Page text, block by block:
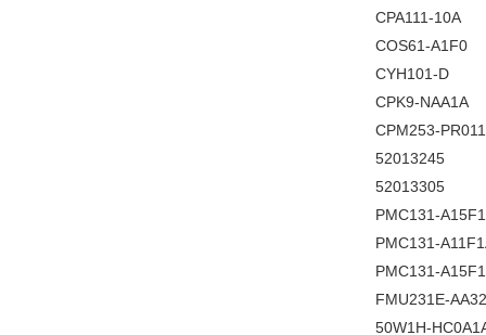
CPA111-10A
COS61-A1F0
CYH101-D
CPK9-NAA1A
CPM253-
52013245
52013305
PMC131-
PMC131-
PMC131-
FMU231E-AA32
50W1H-